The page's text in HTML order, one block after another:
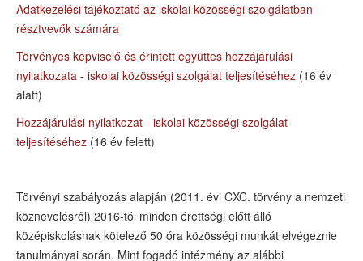
Adatkezelési tájékoztató az iskolai közösségi szolgálatban
résztvevők számára
Törvényes képviselő és érintett együttes hozzájárulási
nyilatkozata - iskolai közösségi szolgálat teljesítéséhez (16 év
alatt)
Hozzájárulási nyilatkozat - iskolai közösségi szolgálat
teljesítéséhez (16 év felett)
Törvényi szabályozás alapján (2011. évi CXC. törvény a nemzeti
köznevelésről) 2016-tól minden érettségi előtt álló
középiskolásnak kötelező 50 óra közösségi munkát elvégeznie
tanulmányai során. Mint fogadó intézmény az alábbi